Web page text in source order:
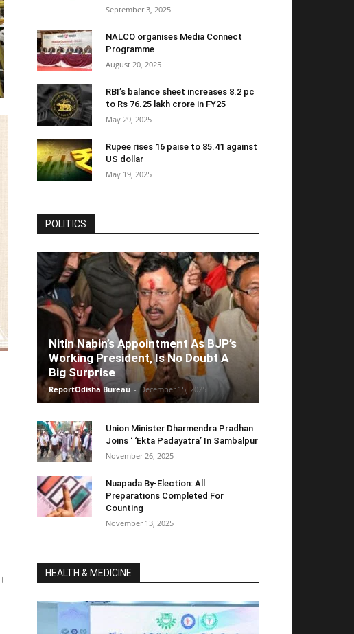
September 3, 2025
NALCO organises Media Connect
Programme
August 20, 2025
RBI’s balance sheet increases 8.2 pc
to Rs 76.25 lakh crore in FY25
May 29, 2025
Rupee rises 16 paise to 85.41 against
US dollar
May 19, 2025
POLITICS
Nitin Nabin’s Appointment As BJP’s
Working President, Is No Doubt A
Big Surprise
ReportOdisha Bureau - December 15, 2025
Union Minister Dharmendra Pradhan
Joins ‘ ‘Ekta Padayatra’ In Sambalpur
November 26, 2025
Nuapada By-Election: All
Preparations Completed For
Counting
November 13, 2025
HEALTH & MEDICINE